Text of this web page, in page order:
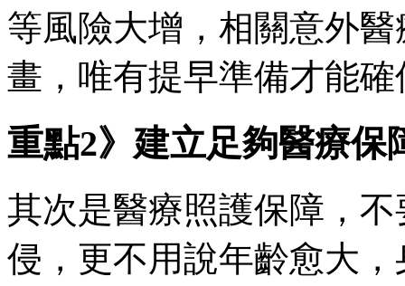
等風險大增，相關意外
畫，唯有提早準備才能
重點2》建立足夠醫療保
其次是醫療照護保障，
侵，更不用說年齡愈大